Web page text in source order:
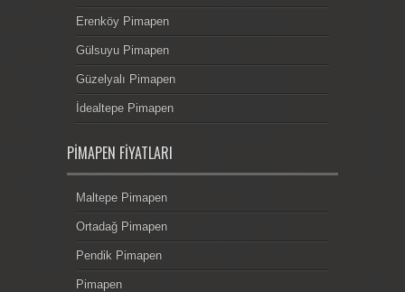
Erenköy Pimapen
Gülsuyu Pimapen
Güzelyalı Pimapen
İdealtepe Pimapen
PIMAPEN FIYATLARI
Maltepe Pimapen
Ortadağ Pimapen
Pendik Pimapen
Pimapen